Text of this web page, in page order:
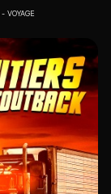
VOYAGE